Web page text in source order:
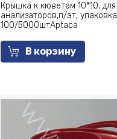
Крышка к кюветам 10*10, для
анализаторов,п/эт, упаковка
100/5000штAptaca
В корзину